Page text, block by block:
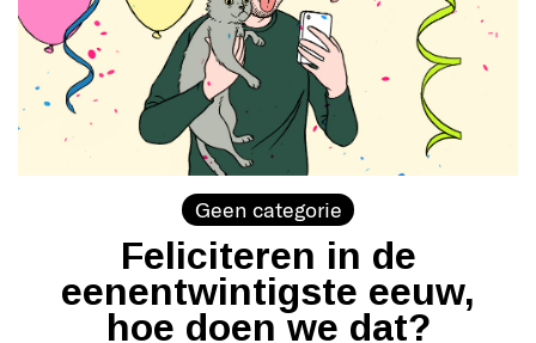
Geen categorie
Feliciteren in de
eenentwintigste eeuw,
hoe doen we dat?